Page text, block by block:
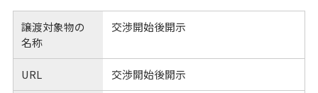
譲渡対象物の
名称
交渉開始後開示
URL 交渉開始後開示